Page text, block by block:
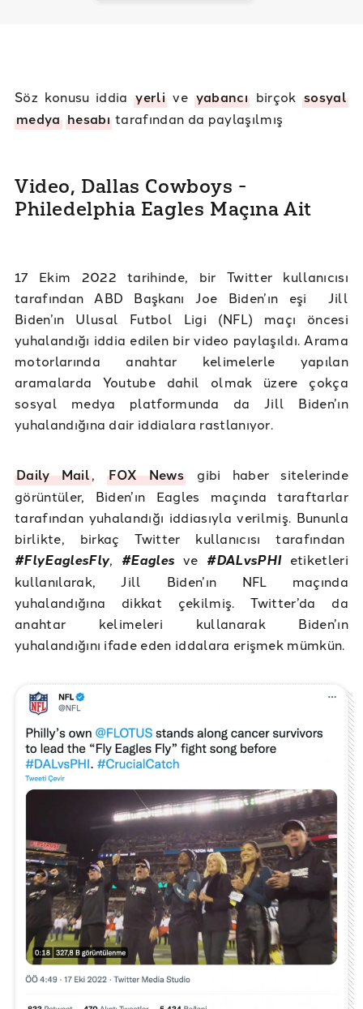
Söz konusu iddiayerlive yabancıbirçoksosyal
medya hesabıtarafından da paylaşılmış
Video, Dallas Cowboys -
Philedelphia Eagles Maçına Ait
17 Ekim 2022 tarihinde, bir Twitter kullanıcısı
tarafından ABD Başkanı Joe Biden’ın eşi Jill
Biden’ın Ulusal Futbol Ligi (NFL) maçı öncesi
yuhalandığı iddia edilen bir video paylaşıldı. Arama
motorlarında anahtar kelimelerle yapılan
aramalarda Youtube dahil olmak üzere çokça
sosyal medya platformunda da Jill Biden’ın
yuhalandığına dair iddialara rastlanıyor.
Daily Mail, FOX News gibi haber sitelerinde
görüntüler, Biden’ın Eagles maçında taraftarlar
tarafından yuhalandığı iddiasıyla verilmiş. Bununla
birlikte, birkaç Twitter kullanıcısı tarafından
#FlyEaglesFly, #Eagles ve #DALvsPHIetiketleri
kullanılarak, Jill Biden’ın NFL maçında
yuhalandığına dikkat çekilmiş. Twitter’da da
anahtar kelimeleri kullanarak Biden’ın
yuhalandığını ifade eden iddalara erişmek mümkün.